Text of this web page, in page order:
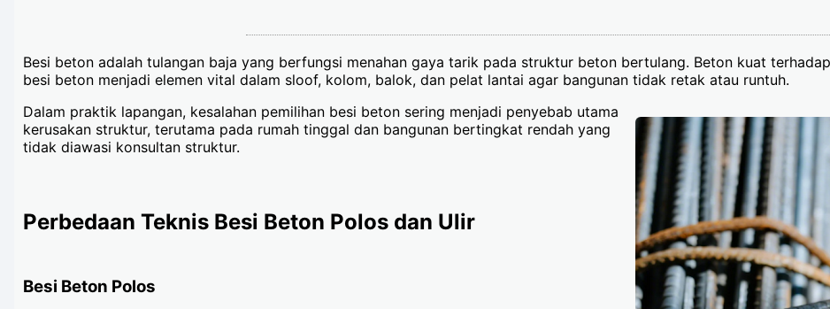
Besi beton adalah tulangan baja yang berfungsi menahan gaya tarik pada struktur beton bertulang. Beton kuat
besi beton menjadi elemen vital dalam sloof, kolom, balok, dan pelat lantai agar bangunan tidak retak atau runtuh.
Dalam praktik lapangan, kesalahan pemilihan besi beton sering menjadi penyebab utama
kerusakan struktur, terutama pada rumah tinggal dan bangunan bertingkat rendah yang
tidak diawasi konsultan struktur.
Perbedaan Teknis Besi Beton Polos dan Ulir
Besi Beton Polos